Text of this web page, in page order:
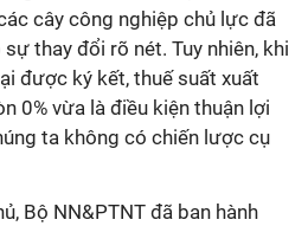
cây công nghiệp chủ lực đã
thay đổi rõ nét. Tuy nhiên, khi
được ký kết, thuế suất xuất
0% vừa là điều kiện thuận lợi
ta không có chiến lược cụ
Bộ NN&PTNT đã ban hành